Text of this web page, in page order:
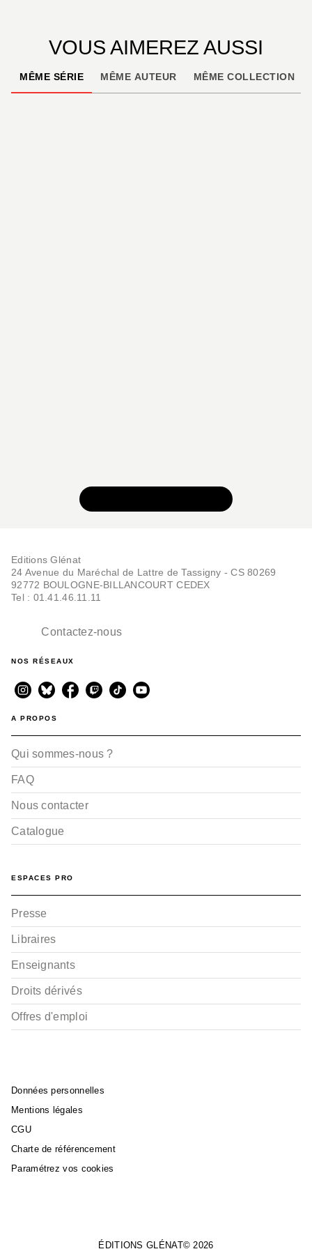
VOUS AIMEREZ AUSSI
MÊME SÉRIE MÊME AUTEUR MÊME COLLECTION
Editions Glénat
24 Avenue du Maréchal de Lattre de Tassigny - CS 80269
92772 BOULOGNE-BILLANCOURT CEDEX
Tel : 01.41.46.11.11
Contactez-nous
NOS RÉSEAUX
A PROPOS
Qui sommes-nous ?
FAQ
Nous contacter
Catalogue
ESPACES PRO
Presse
Libraires
Enseignants
Droits dérivés
Offres d'emploi
Données personnelles
Mentions légales
CGU
Charte de référencement
Paramétrez vos cookies
ÉDITIONS GLÉNAT© 2026